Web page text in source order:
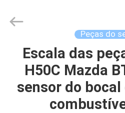
CASA
PRODUTOS
Parts
Peças do
Escala das
H50C Mazda
sensor do